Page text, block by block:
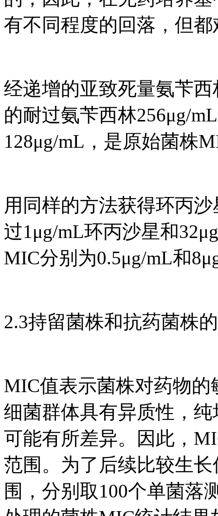
有不同程度的回落，但
经递增的亚致死量氨苄
的耐过氨苄西林256μg/
128μg/mL，是原始菌株
用同样的方法获得环丙
过1μg/mL环丙沙星和
MIC分别为0.5μg/mL和
2.3持留菌株和抗药菌株
MIC值表示菌株对药物
细菌群体具有异质性，
可能有所差异。因此，
范围。为了后续比较生
围，分别取100个单菌落